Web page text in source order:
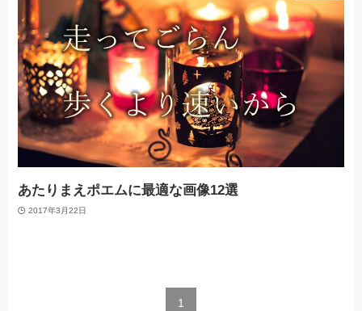
あたりまえポエムに最適な画像12選
2017年3月22日
1